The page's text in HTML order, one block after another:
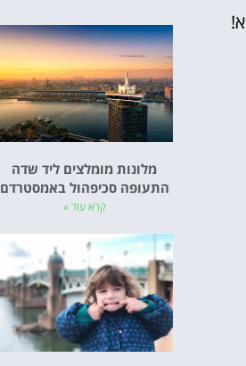
מלונות מומלצים ליד שדה
התעופה סכיפהול באמסטרדם
קרא עוד »